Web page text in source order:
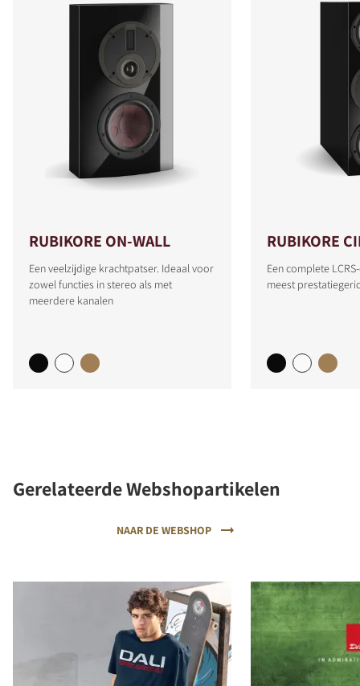
RUBIKORE ON-WALL
Een veelzijdige krachtpatser. Ideaal voor
zowel functies in stereo als met
meerdere kanalen
RUBIKORE
Een complete
meest
Gerelateerde Webshopartikelen
NAAR DE WEBSHOP